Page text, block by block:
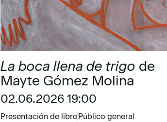
La boca llena de trigo de
Mayte Gómez Molina
02.06.2026 19:00
Presentación de libro Público general